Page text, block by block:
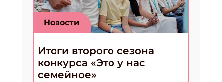
Новости
Итоги второго сезона
конкурса «Это у нас
семейное»